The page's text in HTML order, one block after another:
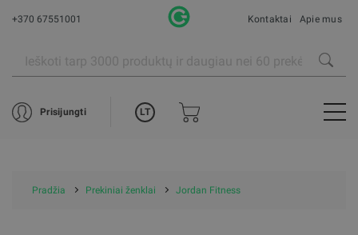
+370 67551001 Kontaktai Apie mus
Prisijungti LT
Pradžia Prekiniai ženklai Jordan Fitness